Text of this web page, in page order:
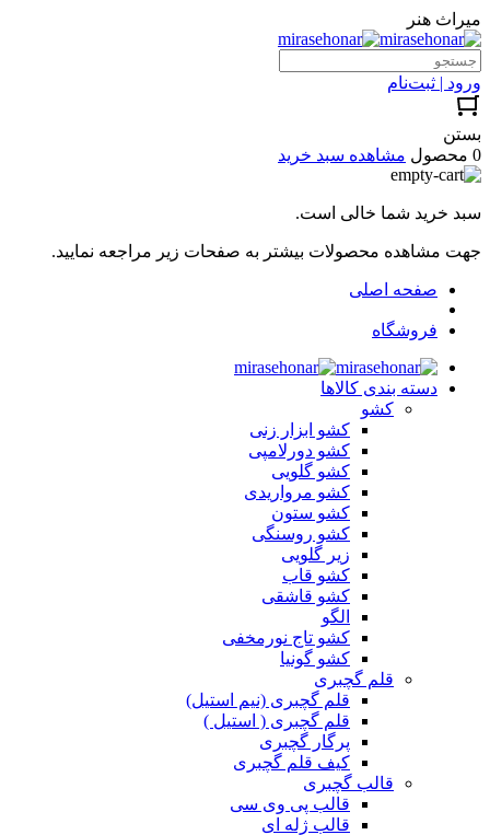
میراث هنر
ورود | ثبت‌نام
بستن
0 محصول
مشاهده سبد خرید
سبد خرید شما خالی است.
جهت مشاهده محصولات بیشتر به صفحات زیر مراجعه نمایید.
صفحه اصلی
فروشگاه
دسته بندی کالاها
کشو
کشو ابزار زنی
کشو دورلامپی
کشو گلویی
کشو مرواریدی
کشو ستون
کشو روسنگی
زیر گلویی
کشو قاب
کشو قاشقی
الگو
کشو تاج نورمخفی
کشو گونیا
قلم گچبری
قلم گچبری (نیم استیل)
قلم گچبری ( استیل )
پرگار گچبری
کیف قلم گچبری
قالب گچبری
قالب پی وی سی
قالب ژله ای